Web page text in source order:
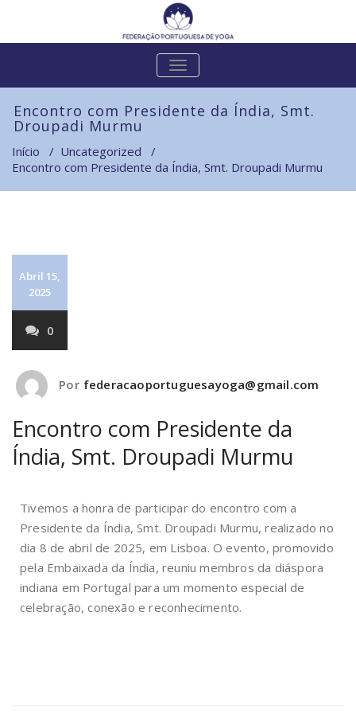
ALTERNAR
A
Encontro com Presidente da Índia, Smt.
Droupadi Murmu
Início / Uncategorized /
Encontro com Presidente da Índia, Smt. Droupadi Murmu
Abril 15,
2025
0
Por federacaoportuguesayoga@gmail.com
Encontro com Presidente da
Índia, Smt. Droupadi Murmu
Tivemos a honra de participar do encontro com a
Presidente da Índia, Smt. Droupadi Murmu, realizado no
dia 8 de abril de 2025, em Lisboa. O evento, promovido
pela Embaixada da Índia, reuniu membros da diáspora
indiana em Portugal para um momento especial de
celebração, conexão e reconhecimento.